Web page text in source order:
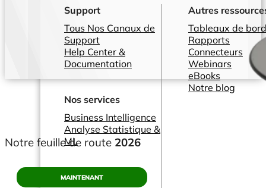
Support
Tous Nos Canaux de
Support
Help Center &
Documentation
Nos services
Business Intelligence
Analyse Statistique &
ML
Autres
Tableaux de
Rapports
Connecteurs
Webinars
eBooks
Notre blog
Notre feuille de route 2026
MAINTENANT